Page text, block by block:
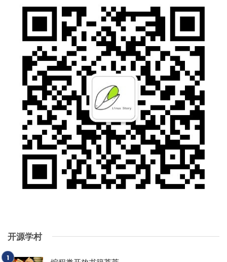
开源学村